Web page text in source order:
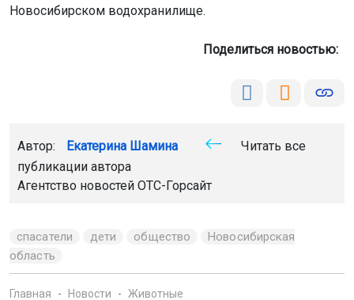
Новосибирском водохранилище.
Поделиться новостью:
Автор: Екатерина Шамина
Читать все
публикации автора
Агентство новостей ОТС-Горсайт
спасатели дети общество
Новосибирская
область
Главная Новости Животные